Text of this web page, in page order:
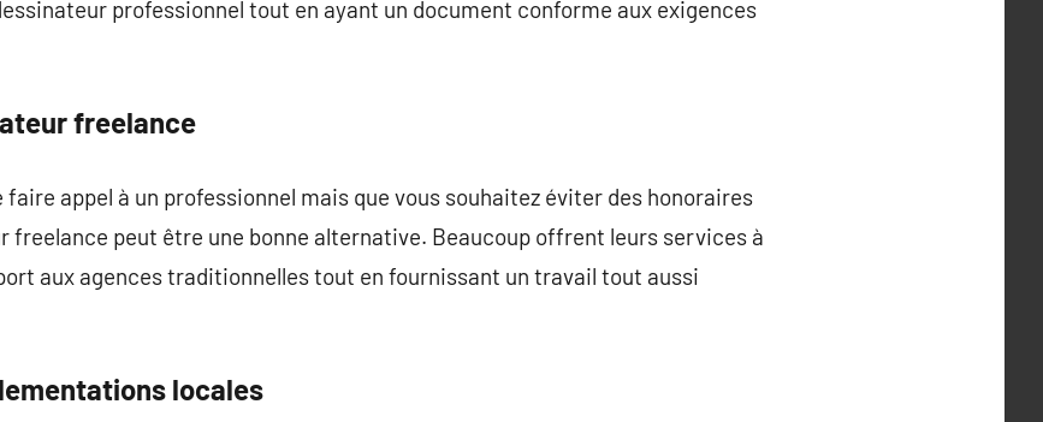
professionnel tout en ayant un document conforme aux exigences
freelance
appel à un professionnel mais que vous souhaitez éviter des honoraires
freelance peut être une bonne alternative. Beaucoup offrent leurs services à
aux agences traditionnelles tout en fournissant un travail tout aussi
locales